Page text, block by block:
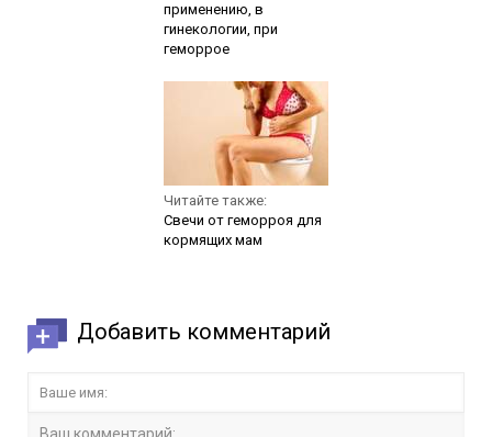
применению, в
гинекологии, при
геморрое
Читайте также:
Свечи от геморроя для
кормящих мам
Добавить комментарий